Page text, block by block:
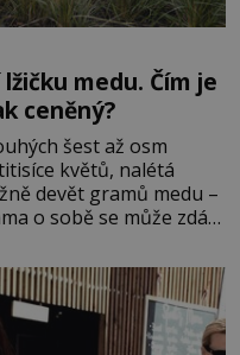
medu. Čím je
ceněný?
šest až osm
květů, nalétá
devět gramů medu –
o sobě se může zdát
jeden z